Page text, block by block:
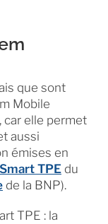
que sont
Mobile
elle permet
aussi
émises en
Smart TPEdu
de la BNP).
TPE : la